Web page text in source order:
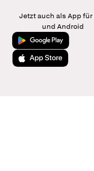
Jetzt auch als App für
und Android
Jetzt bei Google Play
Laden im App Store